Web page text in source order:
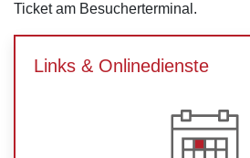
Ticket am Besucherterminal.
Links & Onlinedienste